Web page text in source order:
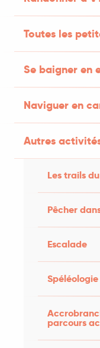
Toutes les
Se baigner en
Naviguer en
Autres
Les trails
Pêcher
Escalade
Spéléologie
parcours
les
vous convient
par
cocktail servi
à l'ombre